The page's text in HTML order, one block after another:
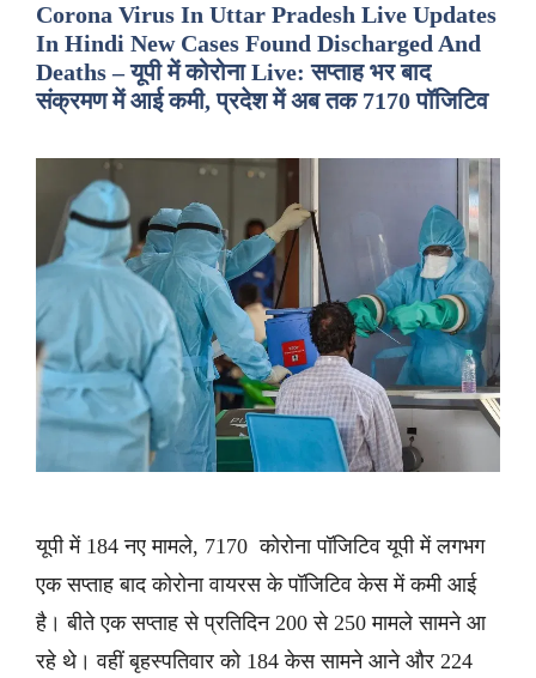
Corona Virus In Uttar Pradesh Live Updates
In Hindi New Cases Found Discharged And
Deaths – यूपी में कोरोना Live: सप्ताह भर बाद
संक्रमण में आई कमी, प्रदेश में अब तक 7170 पॉजिटिव
यूपी में 184 नए मामले, 7170 कोरोना पॉजिटिव यूपी में लगभग
एक सप्ताह बाद कोरोना वायरस के पॉजिटिव केस में कमी आई
है। बीते एक सप्ताह से प्रतिदिन 200 से 250 मामले सामने आ
रहे थे। वहीं बृहस्पतिवार को 184 केस सामने आने और 224